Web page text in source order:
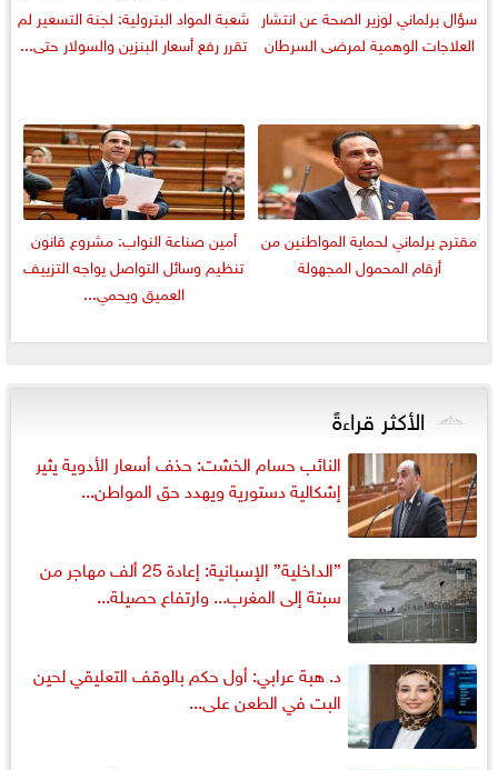
سؤال برلماني لوزير الصحة عن انتشار
العلاجات الوهمية لمرضى السرطان
شعبة المواد البترولية: لجنة التسعير لم
تقرر رفع أسعار البنزين والسولار حتى...
مقترح برلماني لحماية المواطنين من
أرقام المحمول المجهولة
أمين صناعة النواب: مشروع قانون
تنظيم وسائل التواصل يواجه التزييف
العميق ويحمي...
الأكثر قراءةً
النائب حسام الخشت: حذف أسعار الأدوية يثير
إشكالية دستورية ويهدد حق المواطن...
”الداخلية” الإسبانية: إعادة 25 ألف مهاجر من
سبتة إلى المغرب... وارتفاع حصيلة...
د. هبة عرابي: أول حكم بالوقف التعليقي لحين
البت في الطعن على...